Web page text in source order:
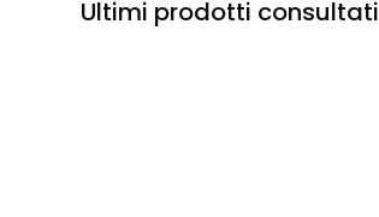
Ultimi prodotti consultati